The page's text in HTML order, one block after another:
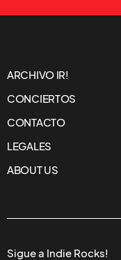
ARCHIVO IR!
CONCIERTOS
CONTACTO
LEGALES
ABOUT US
Sigue a Indie Rocks!